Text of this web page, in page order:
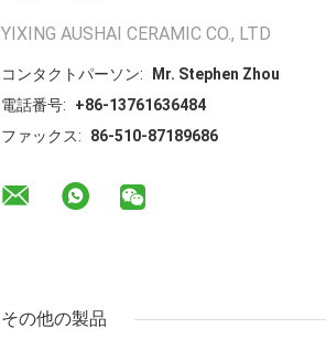
YIXING AUSHAI CERAMIC CO., LTD
コンタクトパーソン:
Mr. Stephen Zhou
電話番号:
+86-13761636484
ファックス:
86-510-87189686
その他の製品